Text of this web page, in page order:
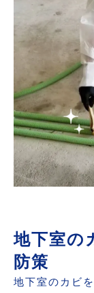
地下室の
防策
地下室のカビ